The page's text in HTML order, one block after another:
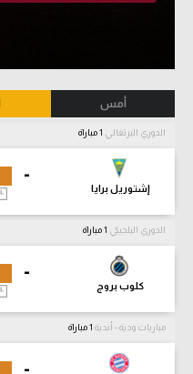
أمس
الدوري البرتغالي
-
إشتوريل برايا
الدوري البلجيكي
-
كلوب بروج
مباريات ودية - أندية
-